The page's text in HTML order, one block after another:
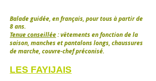
Balade guidée, en français, pour tous à partir de
8 ans.
Tenue conseillée: vêtements en fonction de la
saison, manches et pantalons longs, chaussures
de marche, couvre-chef préconisé.
LES FAYIJAIS